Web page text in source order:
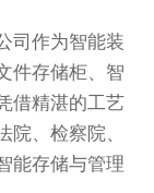
作为智能装
件存储柜、智
借精湛的工艺
院、检察院、
能存储与管理